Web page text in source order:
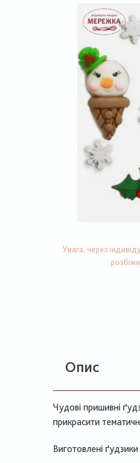
Увага, через
Опис
Чудові пришивні
прикрасити
Виготовлені